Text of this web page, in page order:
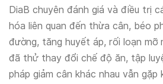
DiaB chuyên đánh giá và điều trị
hóa liên quan đến thừa cân, béo
đường, tăng huyết áp, rối loạn mỡ
đã thử thay đổi chế độ ăn, tập
pháp giảm cân khác nhau vẫn